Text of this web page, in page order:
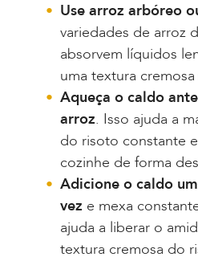
Use arroz arbóreo
variedades de arroz
absorvem líquidos
uma textura
Aqueça o caldo
arroz. Isso ajuda a
do risoto constante
cozinhe de forma
Adicione o caldo
vez e mexa
ajuda a liberar o
textura cremosa do